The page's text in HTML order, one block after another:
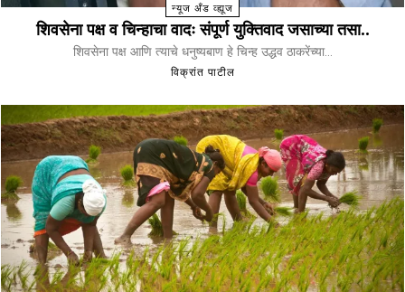
न्यूज अँड व्ह्यूज
शिवसेना पक्ष व चिन्हाचा वादः संपूर्ण युक्तिवाद जसाच्या तसा..
शिवसेना पक्ष आणि त्याचे धनुष्यबाण हे चिन्ह उद्धव ठाकरेंच्या...
विक्रांत पाटील